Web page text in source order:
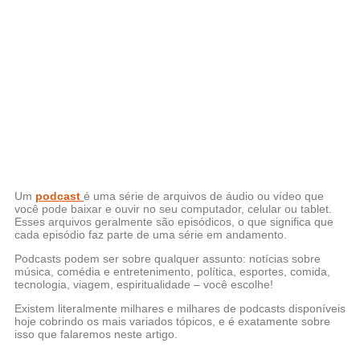
Um podcast é uma série de arquivos de áudio ou vídeo que
você pode baixar e ouvir no seu computador, celular ou tablet.
Esses arquivos geralmente são episódicos, o que significa que
cada episódio faz parte de uma série em andamento.
Podcasts podem ser sobre qualquer assunto: notícias sobre
música, comédia e entretenimento, política, esportes, comida,
tecnologia, viagem, espiritualidade – você escolhe!
Existem literalmente milhares e milhares de podcasts disponíveis
hoje cobrindo os mais variados tópicos, e é exatamente sobre
isso que falaremos neste artigo.